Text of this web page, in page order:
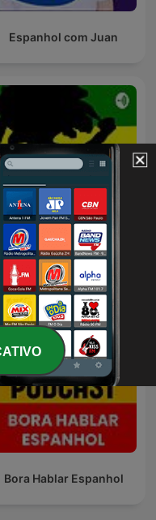
Espanhol com Juan
Reggae
Bora Hablar Espanhol